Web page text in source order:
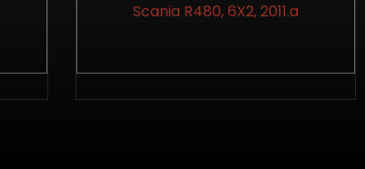
Scania R480, 6X2, 2011.a